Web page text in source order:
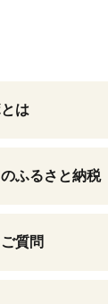
は
ふるさと納税
質問